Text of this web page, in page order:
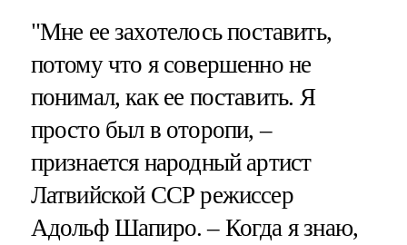
"Мне ее захотелось поставить,
потому что я совершенно не
понимал, как ее поставить. Я
просто был в оторопи, –
признается народный артист
Латвийской ССР режиссер
Адольф Шапиро. – Когда я знаю,